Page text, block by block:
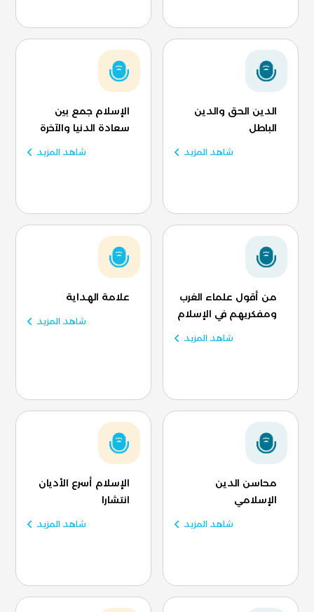
الدين الحق والدين
الباطل
شاهد المزيد
الإسلام جمع بين
سعادة الدنيا والآخرة
شاهد المزيد
من أقول علماء الغرب
ومفكريهم في الإسلام
شاهد المزيد
علامة الهداية
شاهد المزيد
محاسن الدين
الإسلامي
شاهد المزيد
الإسلام أسرع الأديان
انتشارا
شاهد المزيد